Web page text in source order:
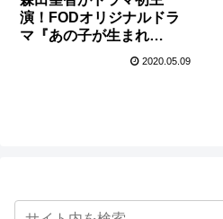
演！FODオリジナルドラ
マ『あの子が生まれ
る・・・』病院を舞台に
2020.05.09